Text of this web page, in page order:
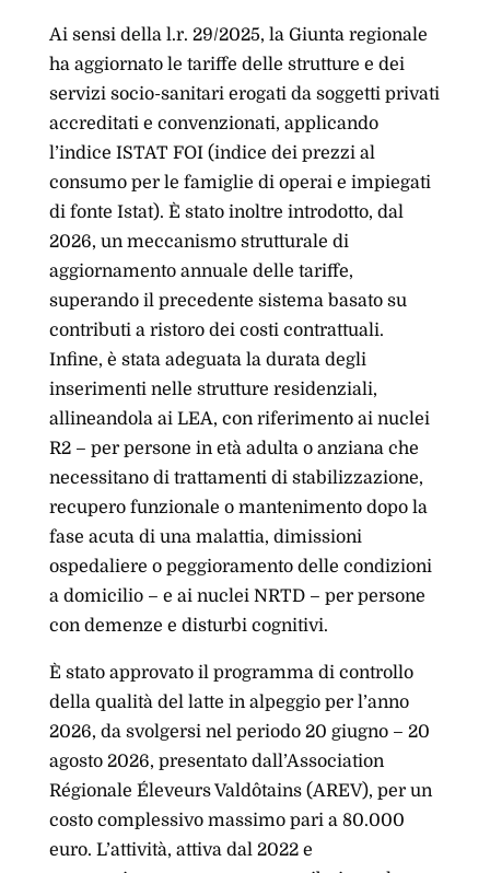
Ai sensi della l.r. 29/2025, la Giunta regionale
ha aggiornato le tariffe delle strutture e dei
servizi socio-sanitari erogati da soggetti privati
accreditati e convenzionati, applicando
l’indice ISTAT FOI (indice dei prezzi al
consumo per le famiglie di operai e impiegati
di fonte Istat). È stato inoltre introdotto, dal
2026, un meccanismo strutturale di
aggiornamento annuale delle tariffe,
superando il precedente sistema basato su
contributi a ristoro dei costi contrattuali.
Infine, è stata adeguata la durata degli
inserimenti nelle strutture residenziali,
allineandola ai LEA, con riferimento ai nuclei
R2 – per persone in età adulta o anziana che
necessitano di trattamenti di stabilizzazione,
recupero funzionale o mantenimento dopo la
fase acuta di una malattia, dimissioni
ospedaliere o peggioramento delle condizioni
a domicilio – e ai nuclei NRTD – per persone
con demenze e disturbi cognitivi.
È stato approvato il programma di controllo
della qualità del latte in alpeggio per l’anno
2026, da svolgersi nel periodo 20 giugno – 20
agosto 2026, presentato dall’Association
Régionale Éleveurs Valdôtains (AREV), per un
costo complessivo massimo pari a 80.000
euro. L’attività, attiva dal 2022 e